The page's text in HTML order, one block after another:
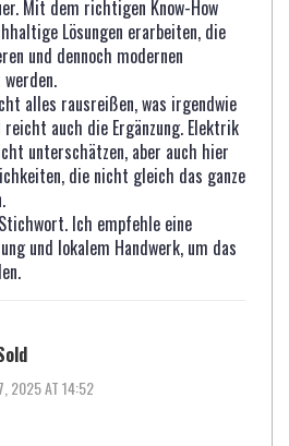
Mit dem richtigen Know-How
Lösungen erarbeiten, die
und dennoch modernen
alles rausreißen, was irgendwie
auch die Ergänzung. Elektrik
unterschätzen, aber auch hier
die nicht gleich das ganze
Ich empfehle eine
und lokalem Handwerk, um das
2025 AT 14:52